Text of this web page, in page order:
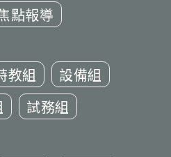
點報導
教組
設備組
試務組